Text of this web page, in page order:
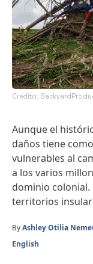
Crédito:
Aunque el
daños tiene
vulnerables al
a los varios
dominio colonial.
territorios
ByAshley Otilia
English